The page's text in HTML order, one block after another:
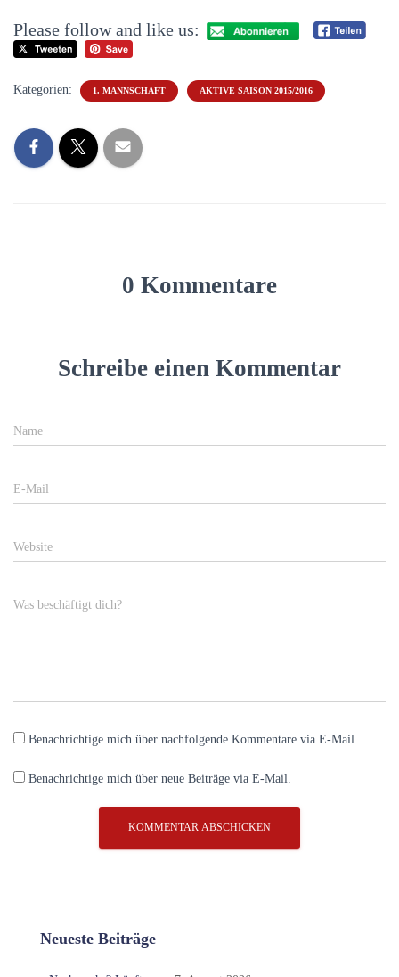
Please follow and like us:
Kategorien: 1. MANNSCHAFT AKTIVE SAISON 2015/2016
0 Kommentare
Schreibe einen Kommentar
Name
E-Mail
Website
Was beschäftigt dich?
Benachrichtige mich über nachfolgende Kommentare via E-Mail.
Benachrichtige mich über neue Beiträge via E-Mail.
Neueste Beiträge